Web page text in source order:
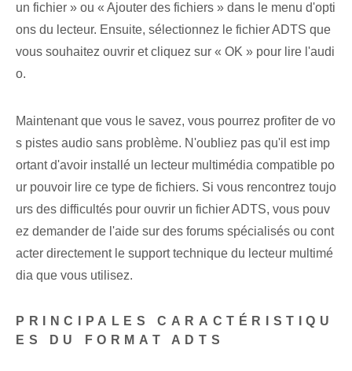
un fichier » ou « Ajouter des fichiers » dans le menu d'opti
ons du lecteur. Ensuite, sélectionnez le fichier ADTS que
vous souhaitez ouvrir et cliquez sur « OK » pour lire l'audi
o.
Maintenant que vous le savez, vous pourrez profiter de vo
s pistes audio sans problème. N'oubliez pas qu'il est imp
ortant d'avoir installé un lecteur multimédia compatible po
ur pouvoir lire ce type de fichiers. Si vous rencontrez toujo
urs des difficultés pour ouvrir un fichier ADTS, vous pouv
ez demander de l'aide sur des forums spécialisés ou cont
acter directement le support technique du lecteur multimé
dia que vous utilisez.
PRINCIPALES CARACTÉRISTIQU
ES DU FORMAT ADTS